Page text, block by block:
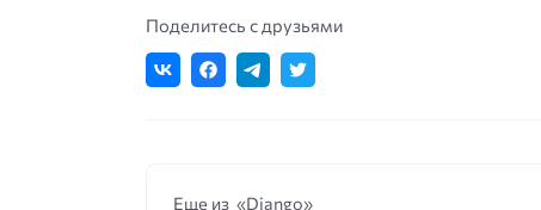
Поделитесь с друзьями
Еще из «Django»